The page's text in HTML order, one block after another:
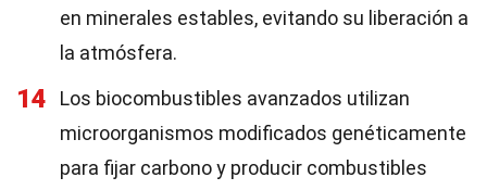
en minerales estables, evitando su liberación a
la atmósfera.
14
Los biocombustibles avanzados utilizan
microorganismos modificados genéticamente
para fijar carbono y producir combustibles